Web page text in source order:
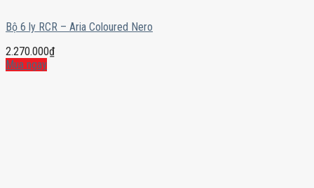
Bộ 6 ly RCR – Aria Coloured Nero
2.270.000₫
Mua ngay